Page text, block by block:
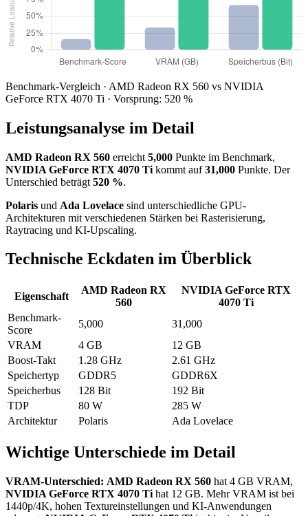
Benchmark-Vergleich · AMD Radeon RX 560 vs NVIDIA
GeForce RTX 4070 Ti · Vorsprung: 520 %
Leistungsanalyse im Detail
AMD Radeon RX 560 erreicht 5,000 Punkte im Benchmark,
NVIDIA GeForce RTX 4070 Ti kommt auf31,000 Punkte. Der
Unterschied beträgt 520 %.
Polaris und Ada Lovelace sind unterschiedliche GPU-
Architekturen mit verschiedenen Stärken bei Rasterisierung,
Raytracing und KI-Upscaling.
Technische Eckdaten im Überblick
Eigenschaft
AMD Radeon RX
560
NVIDIA GeForce RTX
4070 Ti
Benchmark-
Score
5,000
31,000
VRAM
4 GB
12 GB
Boost-Takt
1.28 GHz
2.61 GHz
Speichertyp
GDDR5
GDDR6X
Speicherbus
128 Bit
192 Bit
TDP
80 W
285 W
Architektur
Polaris Ada Lovelace
Wichtige Unterschiede im Detail
VRAM-Unterschied: AMD Radeon RX 560 hat 4 GB VRAM,
NVIDIA GeForce RTX 4070 Ti hat 12 GB. Mehr VRAM ist bei
1440p/4K, hohen Textureinstellungen und KI-Anwendungen